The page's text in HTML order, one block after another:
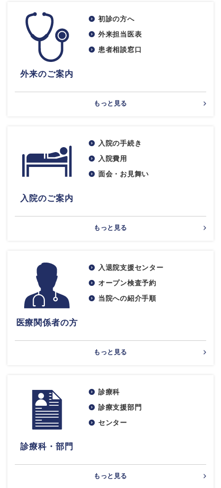
外来のご案内
初診の方へ
外来担当医表
患者相談窓口
もっと見る
入院のご案内
入院の手続き
入院費用
面会・お見舞い
もっと見る
医療関係者の方
入退院支援センター
オープン検査予約
当院への紹介手順
もっと見る
診療科・部門
診療科
診療支援部門
センター
もっと見る